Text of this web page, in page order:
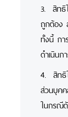
3. สิทธิ
ถูกต้อง
ทั้งนี้ กา
ดำเนินก
4. สิทธิ
ส่วนบุคค
ในกรณี